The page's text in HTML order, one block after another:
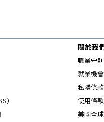
）
關於我
職業守則
就業機會
私隱條款
使用條款
美國全